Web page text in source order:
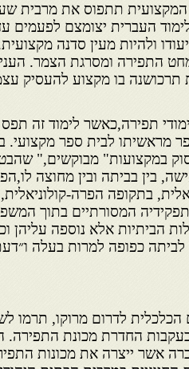
תתפוס את מרבית
העברית יצומצם לפעמים
ולהיות מעין סדנה
התפירה ומסרגת הצמר.
תרכושנה בו מקצוע להעסיק
סדנה ללימודי תפירה,כאשר לימוד זה
מראשיתו לבית ספר מקצועי.
במקצועות" מבוקשים,"
בין בביתה ובין מחוצה
בתקופה הפרה-
המסורתיים בתוך
הביתיות אלא נוספה עליהן
כפופה למרות בעלה
לדרום מרוקו, תרמו
החדרת מכונת
אשר ייצרה את מכונות